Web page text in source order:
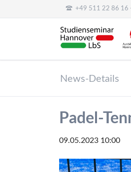
+49 511 22 86 16
News-Details
Padel-
09.05.2023 10:00